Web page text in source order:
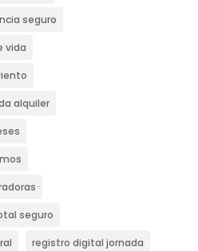
seguro
vida
alquiler
seguro
registro digital jornada